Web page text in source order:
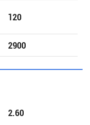
120
2900
2.60